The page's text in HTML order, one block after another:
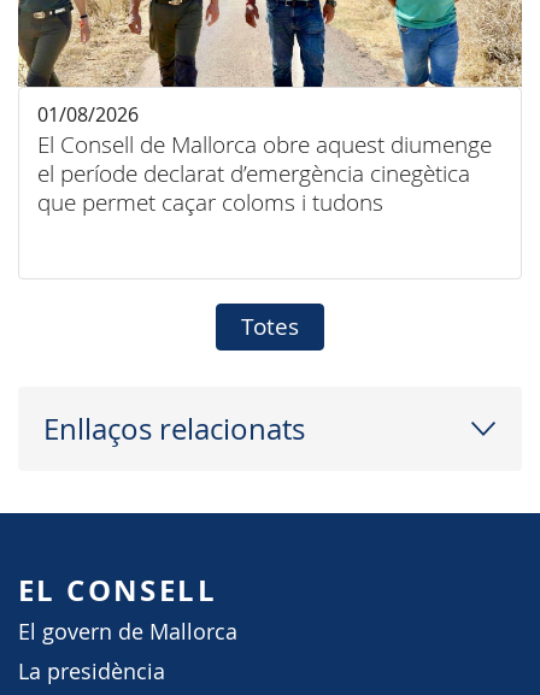
El Consell de Mallorca obre aquest diumenge
el període declarat d’emergència cinegètica
que permet caçar coloms i tudons
01/08/2026
Totes
Enllaços relacionats
EL CONSELL
El govern de Mallorca
La presidència